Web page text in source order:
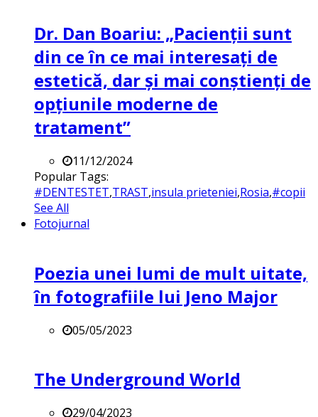
Dr. Dan Boariu: „Pacienții sunt
din ce în ce mai interesați de
estetică, dar și mai conștienți de
opțiunile moderne de
tratament”
11/12/2024
Popular Tags:
#DENTESTET,TRAST,insula prieteniei,Rosia,#copii
See All
Fotojurnal
Poezia unei lumi de mult uitate,
în fotografiile lui Jeno Major
05/05/2023
The Underground World
29/04/2023